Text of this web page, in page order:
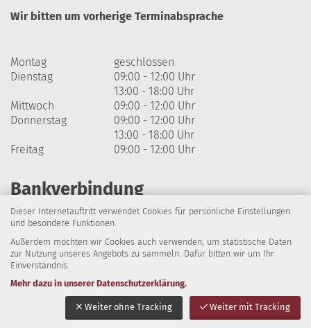
Dieser Internetauftritt verwendet Cookies für persönliche Einstellungen
und besondere Funktionen.
Außerdem möchten wir Cookies auch verwenden, um statistische Daten
zur Nutzung unseres Angebots zu sammeln. Dafür bitten wir um Ihr
Einverständnis.
Mehr dazu in unserer Datenschutzerklärung.
Weiter ohne Tracking Weiter mit Tracking
Wir bitten um vorherige Terminabsprache
Montag
geschlossen
Dienstag
09:00 - 12:00 Uhr
13:00 - 18:00 Uhr
Mittwoch
09:00 - 12:00 Uhr
Donnerstag
09:00 - 12:00 Uhr
13:00 - 18:00 Uhr
Freitag
09:00 - 12:00 Uhr
Bankverbindung
Harzsparkasse
IBAN: DE64 8105 2000 0320 1838 07
BIC: NOLADE21HRZ
Impressum Datenschutz Barrierefreiheit